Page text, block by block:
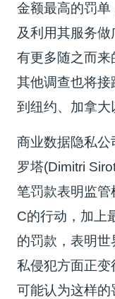
金额最高的罚
及利用其服务
有更多随之而来
其他调查也将
到纽约、加拿大
商业数据隐私公
罗塔(Dimitri
笔罚款表明监管
C的行动，加上
的罚款，表明
私侵犯方面正
可能认为这样的